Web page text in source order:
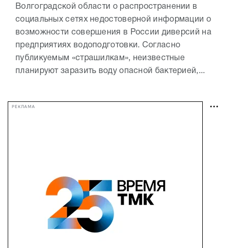
Волгоградской области о распространении в
социальных сетях недостоверной информации о
возможности совершения в России диверсий на
предприятиях водоподготовки. Согласно
публикуемым «страшилкам», неизвестные
планируют заразить воду опасной бактерией,...
РЕКЛАМА